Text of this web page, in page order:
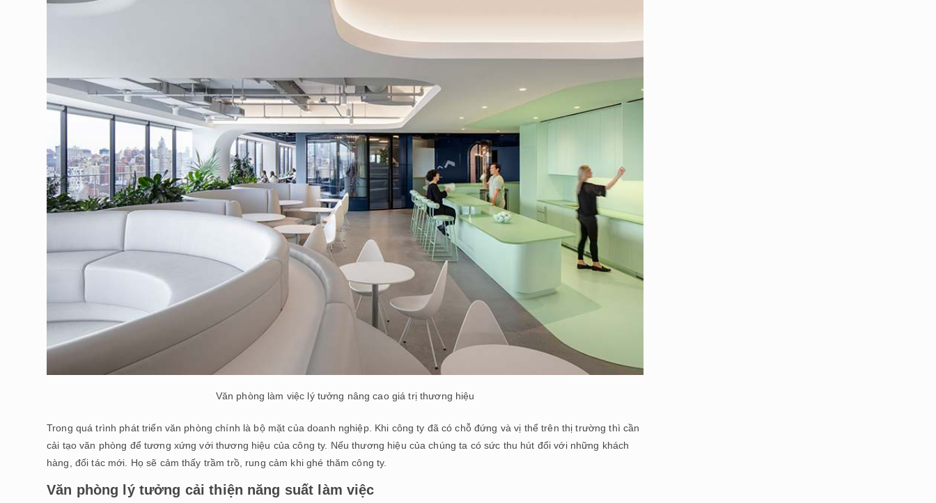
Văn phòng làm việc lý tưởng nâng cao giá trị thương hiệu
Trong quá trình phát triển văn phòng chính là bộ mặt của doanh nghiệp. Khi công ty đã có chỗ đứng và vị thể trên thị trường thì cần
cải tạo văn phòng để tương xứng với thương hiệu của công ty. Nếu thương hiệu của chúng ta có sức thu hút đối với những khách
hàng, đối tác mới. Họ sẽ cảm thấy trầm trồ, rung cảm khi ghé thăm công ty.
Văn phòng lý tưởng cải thiện năng suất làm việc